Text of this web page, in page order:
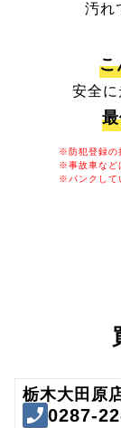
汚れ
こ
安全
※防犯登録の
※事故車など
※パンクして
栃木大田原
0287-